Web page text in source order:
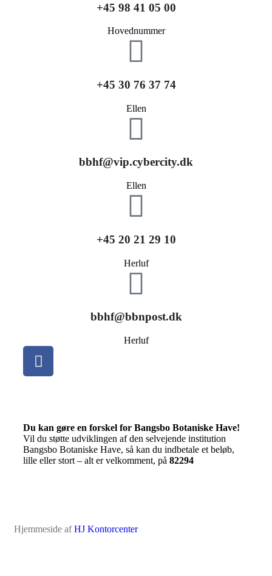
+45 98 41 05 00
Hovednummer
+45 30 76 37 74
Ellen
bbhf@vip.cybercity.dk
Ellen
+45 20 21 29 10
Herluf
bbhf@bbnpost.dk
Herluf
Du kan gøre en forskel for Bangsbo Botaniske Have!
Vil du støtte udviklingen af den selvejende institution
Bangsbo Botaniske Have, så kan du indbetale et beløb,
lille eller stort – alt er velkomment, på 82294
Hjemmeside afHJ Kontorcenter